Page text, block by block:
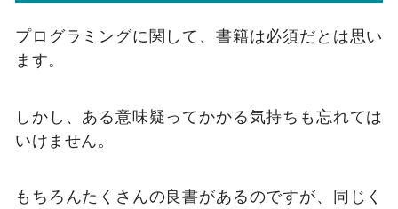
プログラミングに関して、書籍は必須だとは思い
ます。
しかし、ある意味疑ってかかる気持ちも忘れては
いけません。
もちろんたくさんの良書があるのですが、同じく